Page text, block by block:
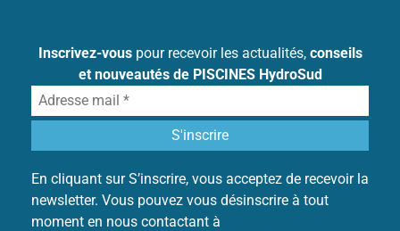
Inscrivez-vouspour recevoir les actualités, conseils
et nouveautés de PISCINES HydroSud
En cliquant sur S’inscrire, vous acceptez de recevoir la
newsletter. Vous pouvez vous désinscrire à tout
moment en nous contactant à